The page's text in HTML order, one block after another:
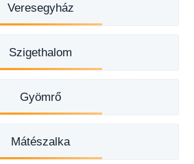
Veresegyház
Szigethalom
Gyömrő
Mátészalka